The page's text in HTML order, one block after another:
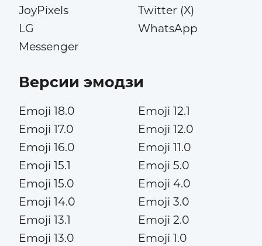
JoyPixels
LG
Messenger
Twitter (X)
WhatsApp
Версии эмодзи
Emoji 18.0
Emoji 17.0
Emoji 16.0
Emoji 15.1
Emoji 15.0
Emoji 14.0
Emoji 13.1
Emoji 13.0
Emoji 12.1
Emoji 12.0
Emoji 11.0
Emoji 5.0
Emoji 4.0
Emoji 3.0
Emoji 2.0
Emoji 1.0